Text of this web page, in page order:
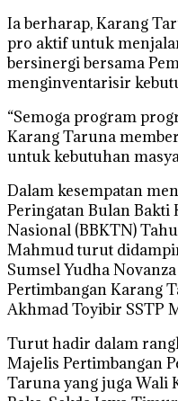
Ia berharap, Karang
pro aktif untuk
bersinergi bersama
menginventarisir
“Semoga program
Karang Taruna
untuk kebutuhan
Dalam kesempatan
Peringatan Bulan
Nasional (BBKTN)
Mahmud turut
Sumsel Yudha
Pertimbangan Karang
Akhmad Toyibir SSTP
Turut hadir dalam
Majelis Pertimbangan
Taruna yang juga Wali